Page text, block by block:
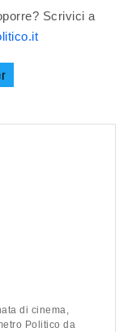
Scrivici a
di cinema,
Politico da